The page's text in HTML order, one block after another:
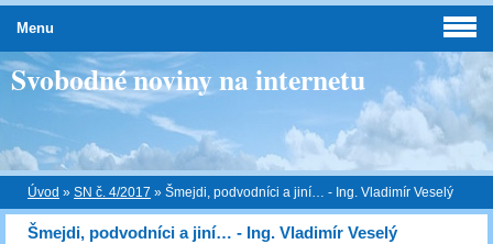
Svobodné noviny na internetu
Úvod » SN č. 4/2017 » Šmejdi, podvodníci a jiní… - Ing. Vladimír Veselý
Šmejdi, podvodníci a jiní… - Ing. Vladimír Veselý
Menu